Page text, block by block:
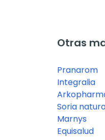
Otras
Pranarom
Integralia
Soria
Marnys
Equisalud